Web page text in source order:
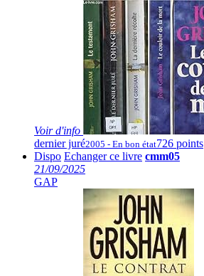
Voir d'info
dernier juré2005 - En bon état726 points
Dispo Echanger ce livre cmm05
21/09/2025
GAP